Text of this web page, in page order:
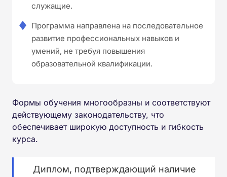
служащие.
Программа направлена на последовательное
развитие профессиональных навыков и
умений, не требуя повышения
образовательной квалификации.
Формы обучения многообразны и соответствуют
действующему законодательству, что
обеспечивает широкую доступность и гибкость
курса.
Диплом, подтверждающий наличие